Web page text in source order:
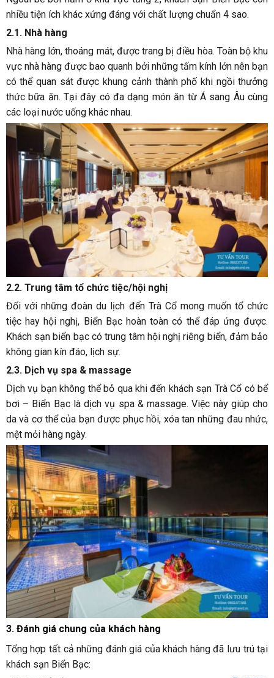
nhiều tiện ích khác xứng đáng với chất lượng chuẩn 4 sao.
2.1. Nhà hàng
Nhà hàng lớn, thoáng mát, được trang bị điều hòa. Toàn bộ khu
vực nhà hàng được bao quanh bởi những tấm kính lớn nên bạn
có thể quan sát được khung cảnh thành phố khi ngồi thưởng
thức bữa ăn. Tại đây có đa dạng món ăn từ Á sang Âu cùng
các loại nước uống khác nhau.
2.2. Trung tâm tổ chức tiệc/hội nghị
Đối với những đoàn du lịch đến Trà Cổ mong muốn tổ chức
tiệc hay hội nghị, Biển Bạc hoàn toàn có thể đáp ứng được.
Khách sạn biển bạc có trung tâm hội nghị riêng biển, đảm bảo
không gian kín đáo, lịch sự.
2.3. Dịch vụ spa & massage
Dịch vụ bạn không thể bỏ qua khi đến khách sạn Trà Cổ có bể
bơi – Biển Bạc là dịch vụ spa & massage. Việc này giúp cho
da và cơ thể của bạn được phục hồi, xóa tan những đau nhức,
mệt mỏi hàng ngày.
3. Đánh giá chung của khách hàng
Tổng hợp tất cả những đánh giá của khách hàng đã lưu trú tại
khách sạn Biển Bạc: